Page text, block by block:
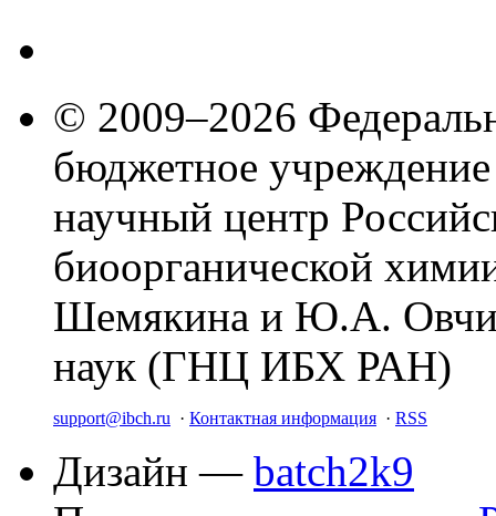
© 2009–2026
бюджетное
научный центр
биоорганической
Шемякина и Ю.А.
наук (ГНЦ ИБХ РАН)
support@ibch.ru · Контактная информация · RSS
Дизайн — batch2k9